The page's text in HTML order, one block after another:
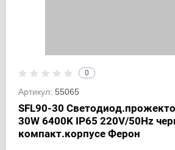
0
Артикул: 55065
SFL90-30
30W 6400K IP65 220V/50Hz
компакт.корпусе Ферон